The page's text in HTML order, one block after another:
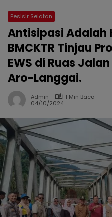
Pesisir Selatan
Antisipasi Adalah
BMCKTR Tinjau
EWS di Ruas
Aro-Langgai.
Admin
1 Min Baca
04/10/2024